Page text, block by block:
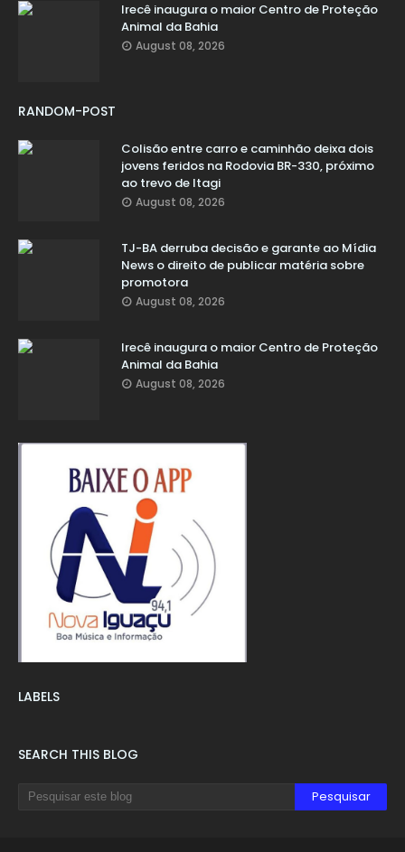
Irecê inaugura o maior Centro de Proteção
Animal da Bahia
August 08, 2026
RANDOM-POST
Colisão entre carro e caminhão deixa dois
jovens feridos na Rodovia BR-330, próximo
ao trevo de Itagi
August 08, 2026
TJ-BA derruba decisão e garante ao Mídia
News o direito de publicar matéria sobre
promotora
August 08, 2026
Irecê inaugura o maior Centro de Proteção
Animal da Bahia
August 08, 2026
LABELS
SEARCH THIS BLOG